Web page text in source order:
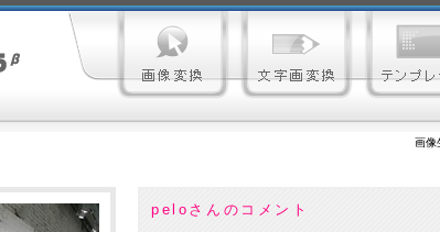
画像
peloさんのコメント